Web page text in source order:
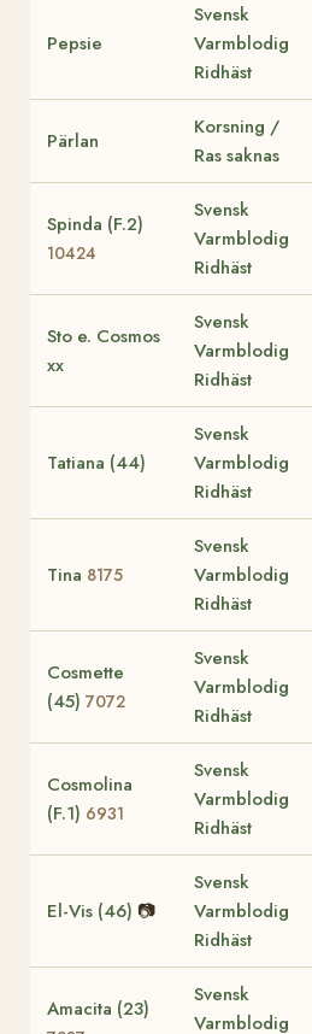
Pepsie
Svensk
Varmblodig
Ridhäst
Pärlan
Korsning /
Ras saknas
Spinda (F.2)
10424
Svensk
Varmblodig
Ridhäst
Sto e. Cosmos
xx
Svensk
Varmblodig
Ridhäst
Tatiana (44)
Svensk
Varmblodig
Ridhäst
Tina 8175
Svensk
Varmblodig
Ridhäst
Cosmette
(45) 7072
Svensk
Varmblodig
Ridhäst
Cosmolina
(F.1) 6931
Svensk
Varmblodig
Ridhäst
El-Vis (46) 📷
Svensk
Varmblodig
Ridhäst
Amacita (23)
Svensk
Varmblodig